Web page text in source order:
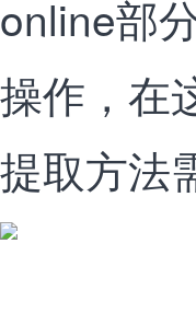
online部
操作，在
提取方法